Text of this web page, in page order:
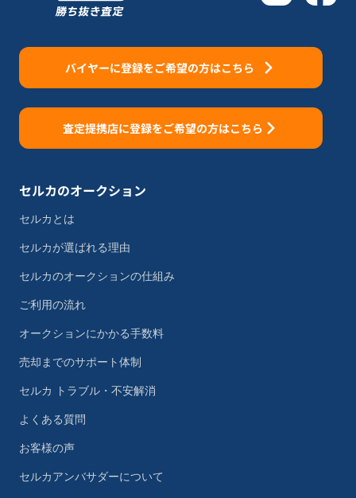
バイヤーに登録をご希望の方はこちら
査定提携店に登録をご希望の方はこちら
セルカのオークション
セルカとは
セルカが選ばれる理由
セルカのオークションの仕組み
ご利用の流れ
オークションにかかる手数料
売却までのサポート体制
セルカ トラブル・不安解消
よくある質問
お客様の声
セルカアンバサダーについて